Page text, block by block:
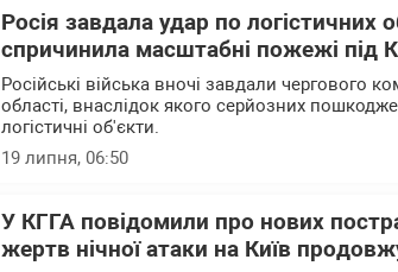
Росія завдала удар по логістичних
спричинила масштабні пожежі під
Російські війська вночі завдали чергового
області, внаслідок якого серйозних
логістичні об'єкти.
19 липня, 06:50
У КГГА повідомили про нових
жертв нічної атаки на Київ